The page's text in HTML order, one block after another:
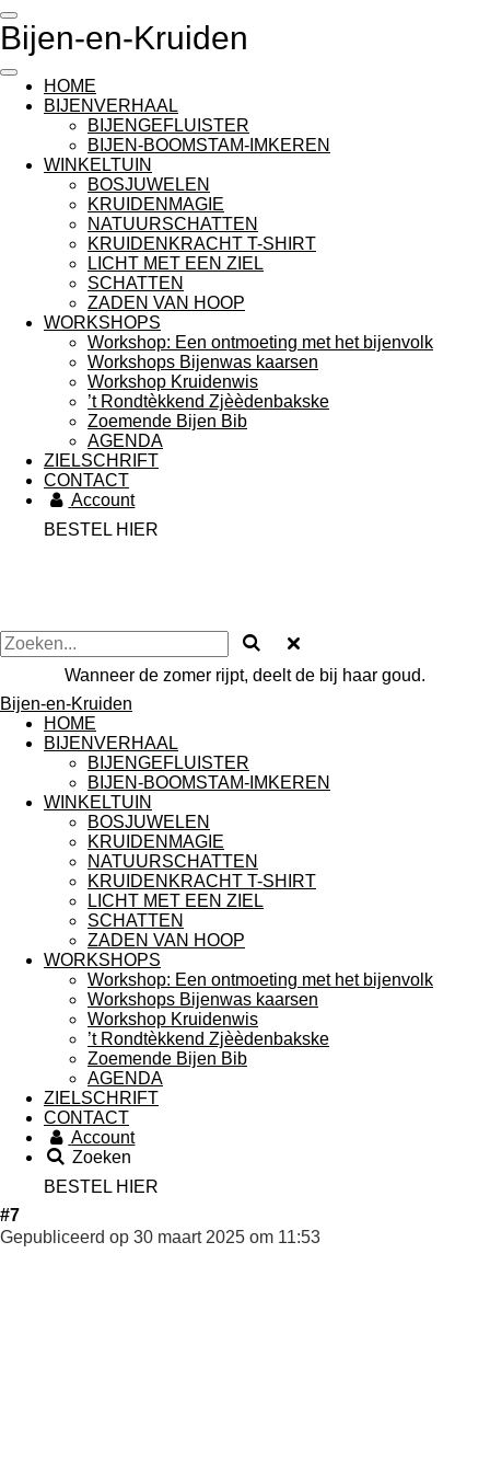
Ga
direct
naar
de
hoofdinhoud
Bijen-en-Kruiden
HOME
BIJENVERHAAL
BIJENGEFLUISTER
BIJEN-BOOMSTAM-IMKEREN
WINKELTUIN
BOSJUWELEN
KRUIDENMAGIE
NATUURSCHATTEN
KRUIDENKRACHT T-SHIRT
LICHT MET EEN ZIEL
SCHATTEN
ZADEN VAN HOOP
WORKSHOPS
Workshop: Een ontmoeting met het bijenvolk
Workshops Bijenwas kaarsen
Workshop Kruidenwis
’t Rondtèkkend Zjèèdenbakske
Zoemende Bijen Bib
AGENDA
ZIELSCHRIFT
CONTACT
Account
BESTEL HIER
Wanneer de zomer rijpt, deelt de bij haar goud.
Bijen-en-Kruiden
HOME
BIJENVERHAAL
BIJENGEFLUISTER
BIJEN-BOOMSTAM-IMKEREN
WINKELTUIN
BOSJUWELEN
KRUIDENMAGIE
NATUURSCHATTEN
KRUIDENKRACHT T-SHIRT
LICHT MET EEN ZIEL
SCHATTEN
ZADEN VAN HOOP
WORKSHOPS
Workshop: Een ontmoeting met het bijenvolk
Workshops Bijenwas kaarsen
Workshop Kruidenwis
’t Rondtèkkend Zjèèdenbakske
Zoemende Bijen Bib
AGENDA
ZIELSCHRIFT
CONTACT
Account
Zoeken
BESTEL HIER
#7
Gepubliceerd op 30 maart 2025 om 11:53